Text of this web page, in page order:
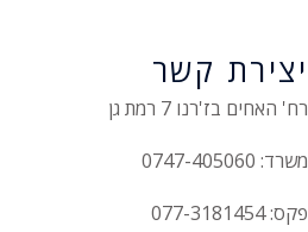
יצירת קשר
רח' האחים בז'רנו 7 רמת גן
משרד: 0747-405060
פקס: 077-3181454